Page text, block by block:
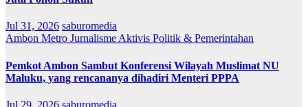
Jul 31, 2026 saburomedia
Ambon Metro Jurnalisme Aktivis Politik & Pemerintahan
Pemkot Ambon Sambut Konferensi Wilayah Muslimat NU
Maluku, yang rencananya dihadiri Menteri PPPA
Jul 29, 2026 saburomedia